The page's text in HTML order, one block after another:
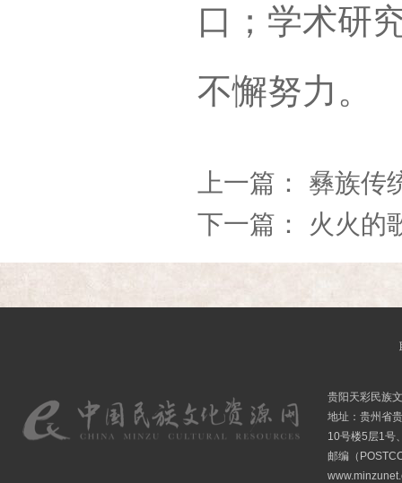
口；学术研
不懈努力。
上一篇： 彝族传
下一篇： 火火的
贵阳天彩民族
地址：贵州省
10号楼5层1号
邮编（